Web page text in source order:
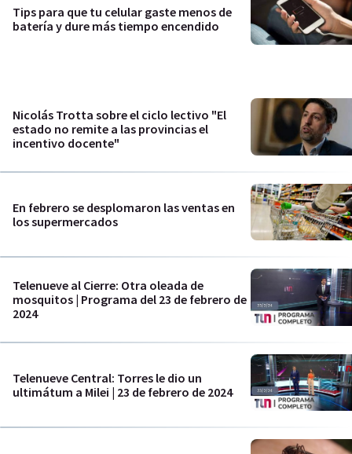
Tips para que tu celular gaste menos de
batería y dure más tiempo encendido
Nicolás Trotta sobre el ciclo lectivo "El
estado no remite a las provincias el
incentivo docente"
En febrero se desplomaron las ventas en
los supermercados
Telenueve al Cierre: Otra oleada de
mosquitos | Programa del 23 de febrero de
2024
Telenueve Central: Torres le dio un
ultimátum a Milei | 23 de febrero de 2024